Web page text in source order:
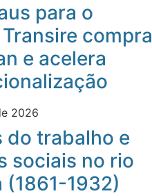
para o
compra
e acelera
2026
do trabalho e
sociais no rio
(1861-1932)